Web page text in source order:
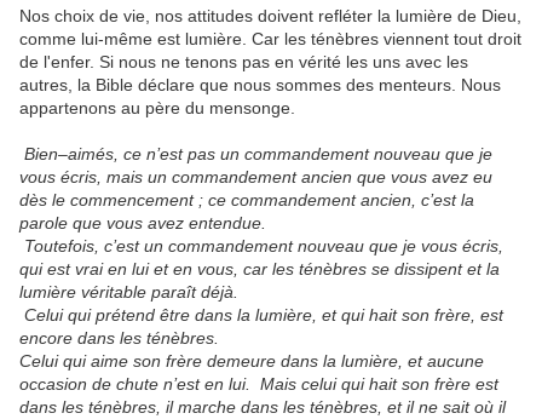
Nos choix de vie, nos attitudes doivent refléter la lumière de Dieu,
comme lui-même est lumière. Car les ténèbres viennent tout droit
de l'enfer. Si nous ne tenons pas en vérité les uns avec les
autres, la Bible déclare que nous sommes des menteurs. Nous
appartenons au père du mensonge.
Bien–aimés, ce n’est pas un commandement nouveau que je
vous écris, mais un commandement ancien que vous avez eu
dès le commencement ; ce commandement ancien, c’est la
parole que vous avez entendue.
Toutefois, c’est un commandement nouveau que je vous écris,
qui est vrai en lui et en vous, car les ténèbres se dissipent et la
lumière véritable paraît déjà.
Celui qui prétend être dans la lumière, et qui hait son frère, est
encore dans les ténèbres.
Celui qui aime son frère demeure dans la lumière, et aucune
occasion de chute n’est en lui. Mais celui qui hait son frère est
dans les ténèbres, il marche dans les ténèbres, et il ne sait où il